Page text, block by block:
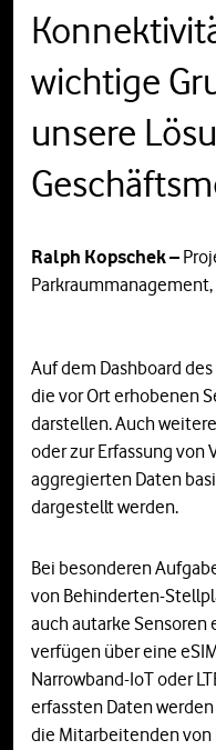
wichtige
unsere
Ralph Kopschek –
Parkraummanagement,
Auf dem Dashboard
die vor Ort erhobenen
darstellen. Auch
oder zur Erfassung von
aggregierten Daten
dargestellt werden.
Bei besonderen
von Behinderten-
auch autarke Sensoren
verfügen über eine
Narrowband-IoT oder
erfassten Daten
die Mitarbeitenden von